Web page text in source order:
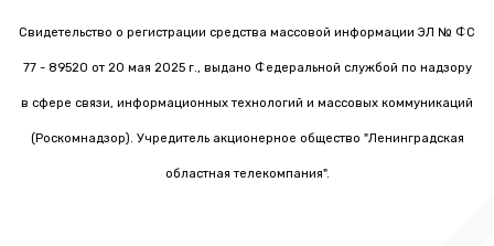
Свидетельство о регистрации средства массовой информации ЭЛ № ФС
77 - 89520 от 20 мая 2025 г., выдано Федеральной службой по надзору
в сфере связи, информационных технологий и массовых коммуникаций
(Роскомнадзор). Учредитель акционерное общество "Ленинградская
областная телекомпания".